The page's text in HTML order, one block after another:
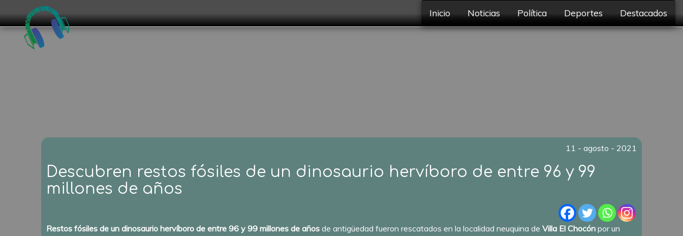
Inicio Noticias Política Deportes Destacados
11 - agosto - 2021
Descubren restos fósiles de un dinosaurio hervíboro de entre 96 y 99
millones de años
Restos fósiles de un dinosaurio hervíboro de entre 96 y 99 millones de añosde antigüedad fueron rescatados en la localidad neuquina de Villa El Chocón por un